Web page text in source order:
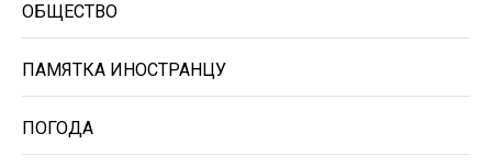
ОБЩЕСТВО
ПАМЯТКА ИНОСТРАНЦУ
ПОГОДА